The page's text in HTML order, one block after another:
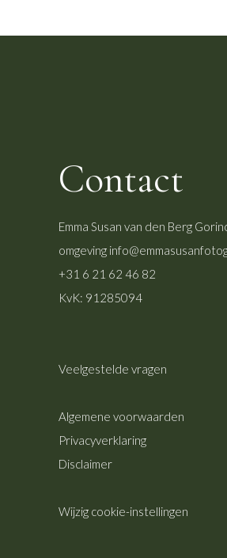
Contact
Emma Susan van den Berg
omgeving
+31 6 21 62 46 82
KvK: 91285094
Veelgestelde vragen
Algemene voorwaarden
Privacyverklaring
Disclaimer
Wijzig cookie-instellingen